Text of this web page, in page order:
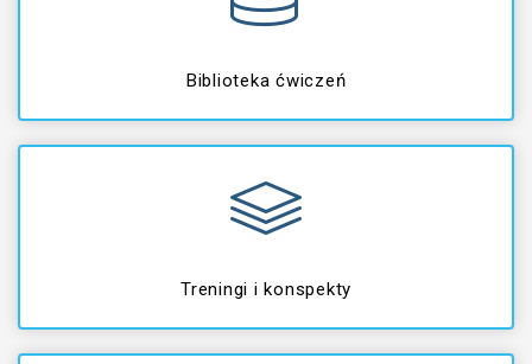
Biblioteka ćwiczeń
Treningi i konspekty